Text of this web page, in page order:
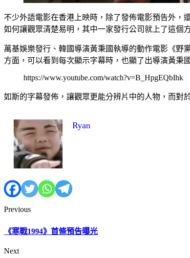
不少外語電影在香港上映時，除了發佈電影預告外，
如何讓觀眾清楚易明，其中一家發行公司就上了這個
萬基娛樂發行、韓國導演黃秉國執導的動作電影《野
方面，可以看到每次顯示字幕時，也顯了出導演黃秉
https://www.youtube.com/watch?v=B_HpgEQbIhk
如斯的字幕發佈，讓觀眾更能分辨片中的人物，而對
Ryan
Previous
《寒戰1994》首條預告曝光
Next